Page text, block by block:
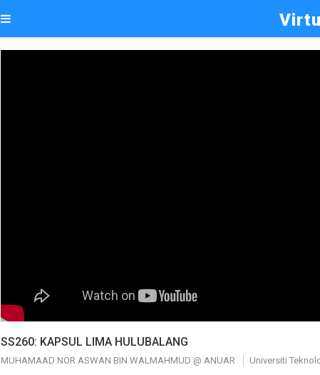
SS260: KAPSUL LIMA HULUBALANG
MUHAMAAD NOR ASWAN BIN WALMAHMUD @ ANUAR Universiti